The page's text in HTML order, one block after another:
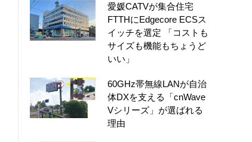
愛媛CATVが集合住宅
FTTHにEdgecore ECSス
イッチを選定 「コストも
サイズも機能もちょうど
いい」
60GHz帯無線LANが自治
体DXを支える「cnWave
Vシリーズ」が選ばれる
理由